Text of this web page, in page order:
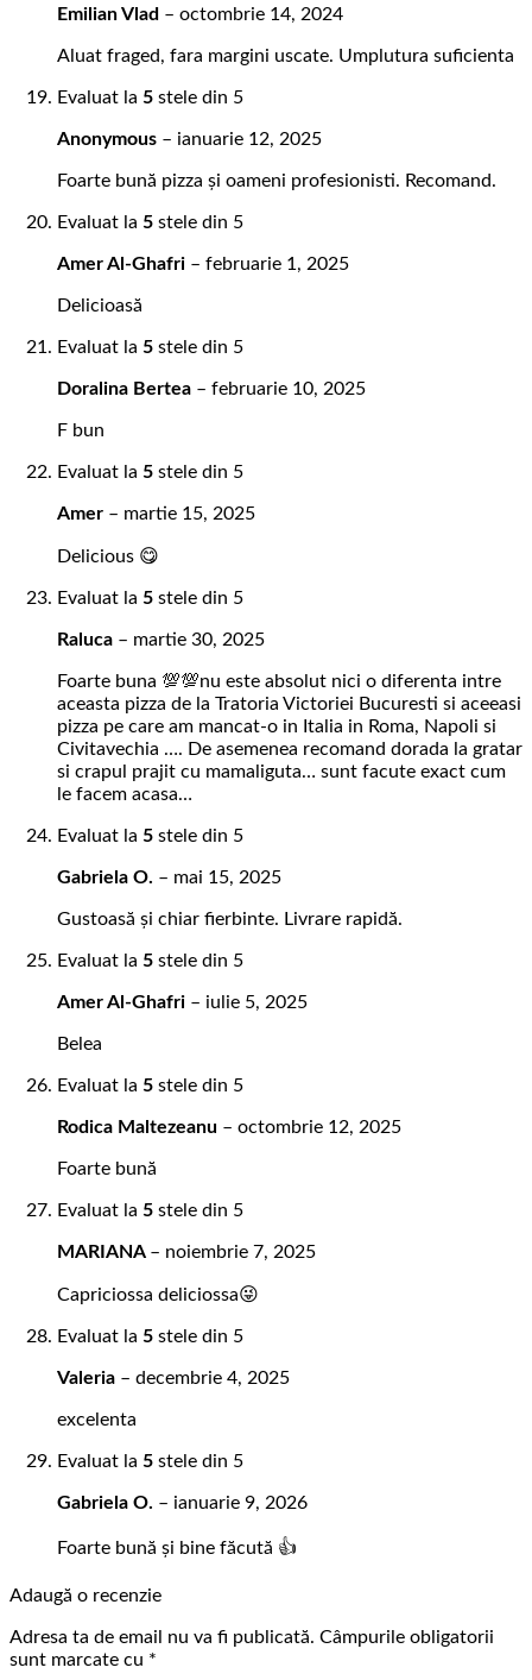
Emilian Vlad – octombrie 14, 2024
Aluat fraged, fara margini uscate. Umplutura suficienta
Evaluat la 5 stele din 5
Anonymous – ianuarie 12, 2025
Foarte bună pizza și oameni profesionisti. Recomand.
Evaluat la 5 stele din 5
Amer Al-Ghafri – februarie 1, 2025
Delicioasă
Evaluat la 5 stele din 5
Doralina Bertea – februarie 10, 2025
F bun
Evaluat la 5 stele din 5
Amer – martie 15, 2025
Delicious 😋
Evaluat la 5 stele din 5
Raluca – martie 30, 2025
Foarte buna 💯💯nu este absolut nici o diferenta intre
aceasta pizza de la Tratoria Victoriei Bucuresti si aceeasi
pizza pe care am mancat-o in Italia in Roma, Napoli si
Civitavechia …. De asemenea recomand dorada la gratar
si crapul prajit cu mamaliguta… sunt facute exact cum
le facem acasa…
Evaluat la 5 stele din 5
Gabriela O. – mai 15, 2025
Gustoasă și chiar fierbinte. Livrare rapidă.
Evaluat la 5 stele din 5
Amer Al-Ghafri – iulie 5, 2025
Belea
Evaluat la 5 stele din 5
Rodica Maltezeanu – octombrie 12, 2025
Foarte bună
Evaluat la 5 stele din 5
MARIANA – noiembrie 7, 2025
Capriciossa deliciossa😜
Evaluat la 5 stele din 5
Valeria – decembrie 4, 2025
excelenta
Evaluat la 5 stele din 5
Gabriela O. – ianuarie 9, 2026
Foarte bună și bine făcută 👍
Adaugă o recenzie
Adresa ta de email nu va fi publicată. Câmpurile obligatorii
sunt marcate cu *